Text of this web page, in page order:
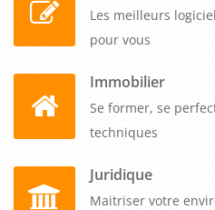
Les meilleurs
pour vous
Immobilier
Se former, se
techniques
Juridique
Maitriser votre